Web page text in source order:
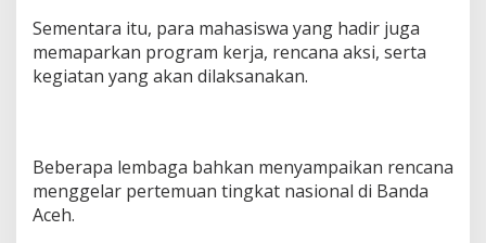
Sementara itu, para mahasiswa yang hadir juga
memaparkan program kerja, rencana aksi, serta
kegiatan yang akan dilaksanakan.
Beberapa lembaga bahkan menyampaikan rencana
menggelar pertemuan tingkat nasional di Banda
Aceh.